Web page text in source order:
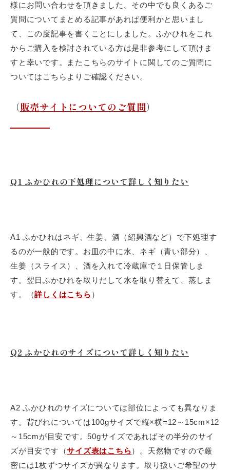
飲食店様、大学・専門学校様、
卸売店
メールフォームからの
様にお問い合わせを頂きました。その中でも良くあるご
質問についてまとめる記事があれば便利かと思いまし
て、この度記事を書くことにしました。ふかひれをこれ
からご購入を検討されている方は是非参考にして頂けま
すと幸いです。またこちらのサイトに関してのご質問に
ついてはこちらよりご確認ください。
（販売サイトについてのご質問）
Q1 ふかひれの下処理について詳しく知りたい
A1 ふかひれはネギ、生姜、酒（紹興酒など）で下処理す
るのが一般的です。お皿の中に水、ネギ（青い部分）、
生姜（スライス）、酒を入れて冷蔵庫で１日保管しま
す。翌日ふかひれを取りだして水を取り替えて、蒸しま
す。（詳しくはこちら ）
Q2 ふかひれのサイズについて詳しく知りたい
A2 ふかひれのサイズについては部位によっても異なりま
す。背びれについては100gサイズで縦×横=12～15cm×12
～15cmが目安です。50gサイズであればその半分のサイ
ズが目安です（サイズ表はこちら）。天然物ですので厳
密には1枚ずつサイズが異なります。取り扱いご希望のサ